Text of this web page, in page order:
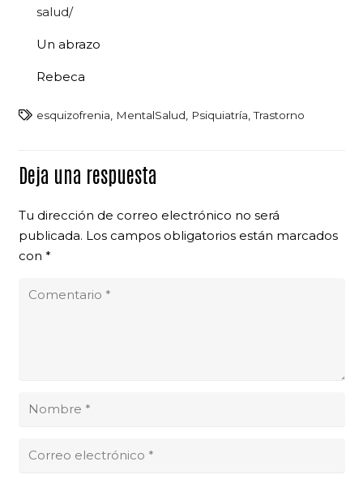
salud/
Un abrazo
Rebeca
esquizofrenia MentalSalud Psiquiatría ,Trastorno
Deja una respuesta
Tu dirección de correo electrónico no será
publicada. Los campos obligatorios están marcados
con *